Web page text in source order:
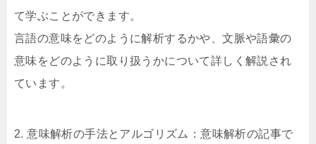
て学ぶことができます。
言語の意味をどのように解析するかや、文脈や語彙の
意味をどのように取り扱うかについて詳しく解説され
ています。
2. 意味解析の手法とアルゴリズム：意味解析の記事で